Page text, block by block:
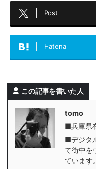
Post
Hatena
この記事を書いた人
tomo
■兵庫県
■デジタ
て街中を
ています